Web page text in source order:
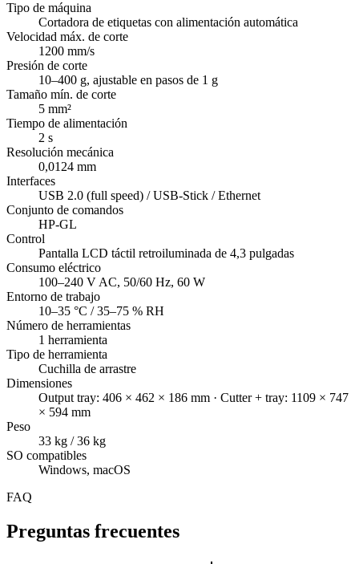
Tipo de máquina
Cortadora de etiquetas con alimentación automática
Velocidad máx. de corte
1200 mm/s
Presión de corte
10–400 g, ajustable en pasos de 1 g
Tamaño mín. de corte
5 mm²
Tiempo de alimentación
2 s
Resolución mecánica
0,0124 mm
Interfaces
USB 2.0 (full speed) / USB-Stick / Ethernet
Conjunto de comandos
HP-GL
Control
Pantalla LCD táctil retroiluminada de 4,3 pulgadas
Consumo eléctrico
100–240 V AC, 50/60 Hz, 60 W
Entorno de trabajo
10–35 °C / 35–75 % RH
Número de herramientas
1 herramienta
Tipo de herramienta
Cuchilla de arrastre
Dimensiones
Output tray: 406 × 462 × 186 mm · Cutter + tray: 1109 × 747
× 594 mm
Peso
33 kg / 36 kg
SO compatibles
Windows, macOS
FAQ
Preguntas frecuentes